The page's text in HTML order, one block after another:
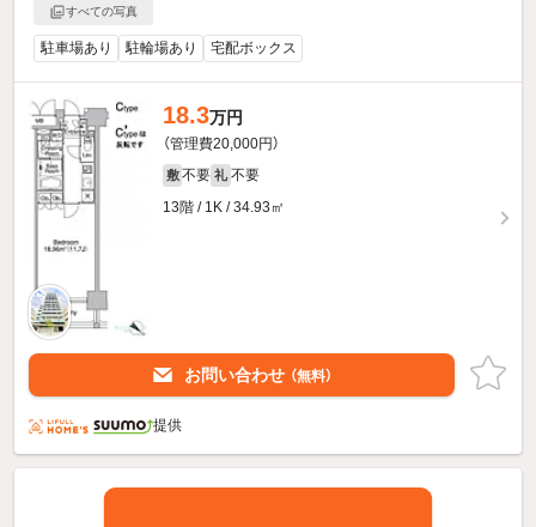
すべての写真
駐車場あり 駐輪場あり 宅配ボックス
18.3万円
（管理費20,000円）
敷 不要 礼 不要
13階 / 1K / 34.93㎡
お問い合わせ （無料）
提供